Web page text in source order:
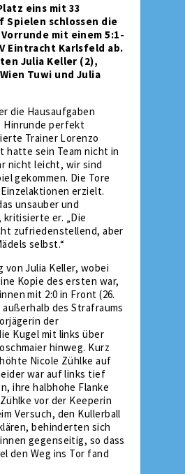
eins mit 33
Spielen schlossen die
mit einem 5:1-
Eintracht Karlsfeld ab.
Julia Keller (2),
Tuwi und Julia
die Hausaufgaben
Hinrunde perfekt
Trainer Lorenzo
hatte sein Team nicht in
nicht leicht, wir sind
gekommen. Die Tore
erzielt.
unsauber und
er. „Die
zufriedenstellend, aber
selbst.“
von Julia Keller, wobei
Kopie des ersten war,
mit 2:0 in Front (26.
des Strafraums
der
Kugel mit links über
hinweg. Kurz
Nicole Zühlke auf
war auf links tief
ihre halbhohe Flanke
vor der Keeperin
Versuch, den Kullerball
behinderten sich
gegenseitig, so dass
den Weg ins Tor fand